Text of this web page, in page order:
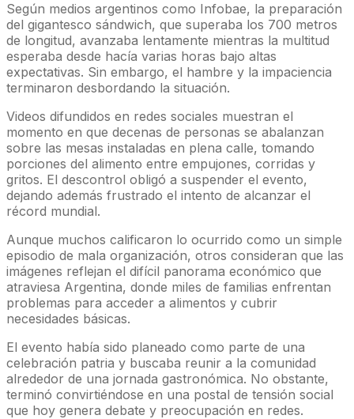
Según medios argentinos como Infobae, la preparación
del gigantesco sándwich, que superaba los 700 metros
de longitud, avanzaba lentamente mientras la multitud
esperaba desde hacía varias horas bajo altas
expectativas. Sin embargo, el hambre y la impaciencia
terminaron desbordando la situación.
Videos difundidos en redes sociales muestran el
momento en que decenas de personas se abalanzan
sobre las mesas instaladas en plena calle, tomando
porciones del alimento entre empujones, corridas y
gritos. El descontrol obligó a suspender el evento,
dejando además frustrado el intento de alcanzar el
récord mundial.
Aunque muchos calificaron lo ocurrido como un simple
episodio de mala organización, otros consideran que las
imágenes reflejan el difícil panorama económico que
atraviesa Argentina, donde miles de familias enfrentan
problemas para acceder a alimentos y cubrir
necesidades básicas.
El evento había sido planeado como parte de una
celebración patria y buscaba reunir a la comunidad
alrededor de una jornada gastronómica. No obstante,
terminó convirtiéndose en una postal de tensión social
que hoy genera debate y preocupación en redes.